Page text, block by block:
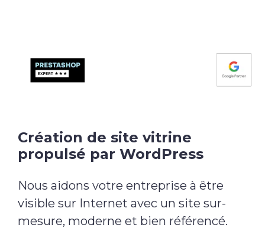
Création de site vitrine
propulsé par WordPress
Nous aidons votre entreprise à être
visible sur Internet avec un site sur-
mesure, moderne et bien référencé.